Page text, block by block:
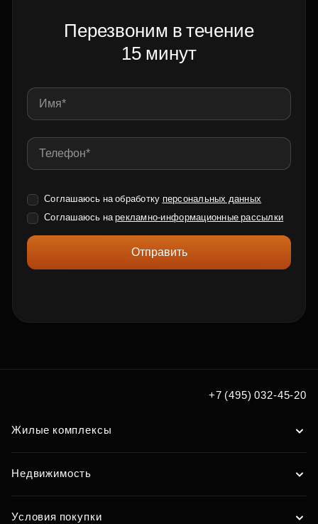
Перезвоним в течение
15 минут
Соглашаюсь на обработку персональных данных
Соглашаюсь нарекламно-информационные рассылки
Отправить
+7 (495) 032-45-20
Жилые комплексы
Недвижимость
Условия покупки